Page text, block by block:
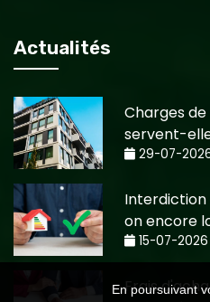
Actualités
Charges
servent-
29-07-
Interdiction
on encore
15-07-2026
Frais
En poursuivant